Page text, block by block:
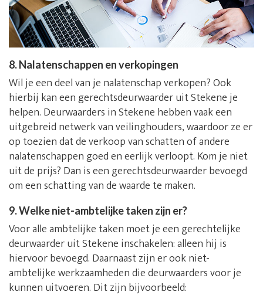
8. Nalatenschappen en verkopingen
Wil je een deel van je nalatenschap verkopen? Ook
hierbij kan een gerechtsdeurwaarder uit Stekene je
helpen. Deurwaarders in Stekene hebben vaak een
uitgebreid netwerk van veilinghouders, waardoor ze er
op toezien dat de verkoop van schatten of andere
nalatenschappen goed en eerlijk verloopt. Kom je niet
uit de prijs? Dan is een gerechtsdeurwaarder bevoegd
om een schatting van de waarde te maken.
9. Welke niet-ambtelijke taken zijn er?
Voor alle ambtelijke taken moet je een gerechtelijke
deurwaarder uit Stekene inschakelen: alleen hij is
hiervoor bevoegd. Daarnaast zijn er ook niet-
ambtelijke werkzaamheden die deurwaarders voor je
kunnen uitvoeren. Dit zijn bijvoorbeeld: